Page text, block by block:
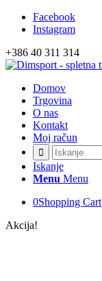
Facebook
Instagram
+386 40 311 314
Domov
Trgovina
O nas
Kontakt
Moj račun
Iskanje
Menu Menu
0Shopping Cart
Akcija!